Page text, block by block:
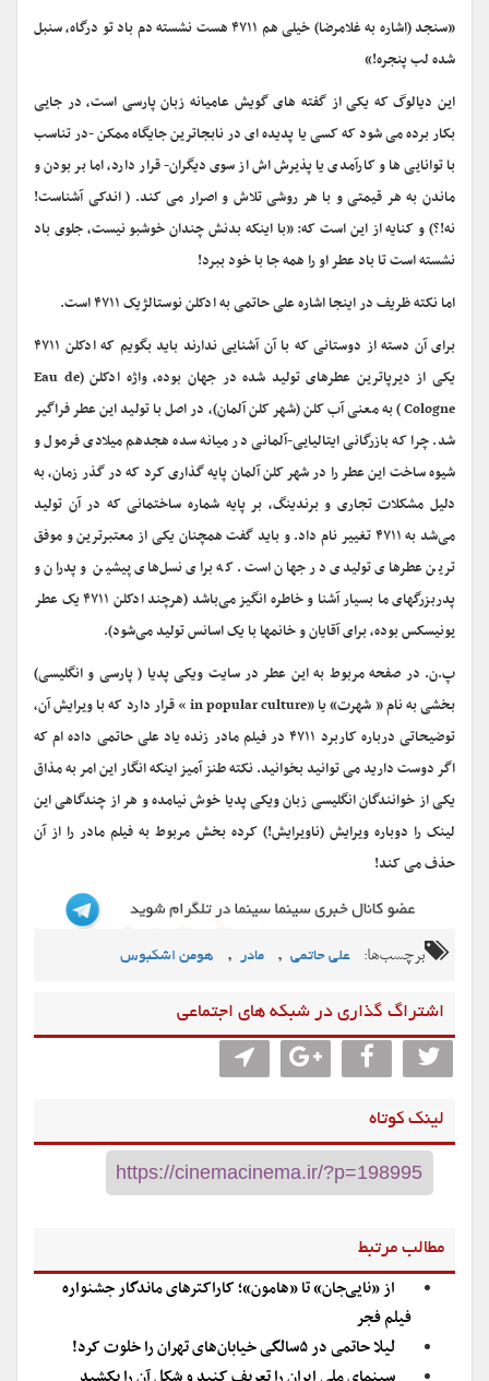
«سنجد (اشاره به غلامرضا) خیلی هم ۴۷۱۱ هست نشسته دم باد تو درگاه، سنبل
شده لب پنجره!»
این دیالوگ که یکی از گفته های گویش عامیانه زبان پارسی است، در جایی
بکار برده می شود که کسی یا پدیده ای در نابجاترین جایگاه ممکن -در تناسب
با توانایی ها و کارآمدی یا پذیرش اش از سوی دیگران- قرار دارد، اما بر بودن و
ماندن به هر قیمتی و با هر روشی تلاش و اصرار می کند. ( اندکی آشناست!
نه!؟) و کنایه از این است که: «با اینکه بدنش چندان خوشبو نیست، جلوی باد
نشسته است تا باد عطر او را همه جا با خود ببرد!
اما نکته ظریف در اینجا اشاره علی حاتمی به ادکلن نوستالژیک ۴۷۱۱ است.
برای آن دسته از دوستانی که با آن آشنایی ندارند باید بگویم که ادکلن ۴۷۱۱
یکی از دیرپاترین عطرهای تولید شده در جهان بوده، واژه ادکلن (Eau de
Cologne ) به معنی آب کلن (شهر کلن آلمان)، در اصل با تولید این عطر فراگیر
شد. چرا که بازرگانی ایتالیایی-آلمانی در میانه سده هجدهم میلادی فرمول و
شیوه ساخت این عطر را در شهر کلن آلمان پایه گذاری کرد که در گذر زمان، به
دلیل مشکلات تجاری و برندینگ، بر پایه شماره ساختمانی که در آن تولید
می‌شد به ۴۷۱۱ تغییر نام داد. و باید گفت همچنان یکی از معتبرترین و موفق
ترین عطرهای تولیدی در جهان است. که برای نسل‌های پیشین و پدران و
پدربزرگهای ما بسیار آشنا و خاطره انگیز می‌باشد (هرچند ادکلن ۴۷۱۱ یک عطر
یونیسکس بوده، برای آقایان و خانمها با یک اسانس تولید می‌شود).
پ.ن. در صفحه مربوط به این عطر در سایت ویکی پدیا ( پارسی و انگلیسی)
بخشی به نام « شهرت» یا «in popular culture » قرار دارد که با ویرایش آن،
توضیحاتی درباره کاربرد ۴۷۱۱ در فیلم مادر زنده یاد علی حاتمی داده ام که
اگر دوست دارید می توانید بخوانید. نکته طنز آمیز اینکه انگار این امر به مذاق
یکی از خوانندگان انگلیسی زبان ویکی پدیا خوش نیامده و هر از چندگاهی این
لینک را دوباره ویرایش (ناویرایش!) کرده بخش مربوط به فیلم مادر را از آن
حذف می کند!
برچسب‌ها: علی حاتمی , مادر , هومن اشکبوس
اشتراگ گذاری در شبکه های اجتماعی
لینک کوتاه
مطالب مرتبط
از «نایی‌جان» تا «هامون»؛ کاراکترهای ماندگار جشنواره
فیلم فجر
لیلا حاتمی در ۵سالگی خیابان‌های تهران را خلوت کرد!